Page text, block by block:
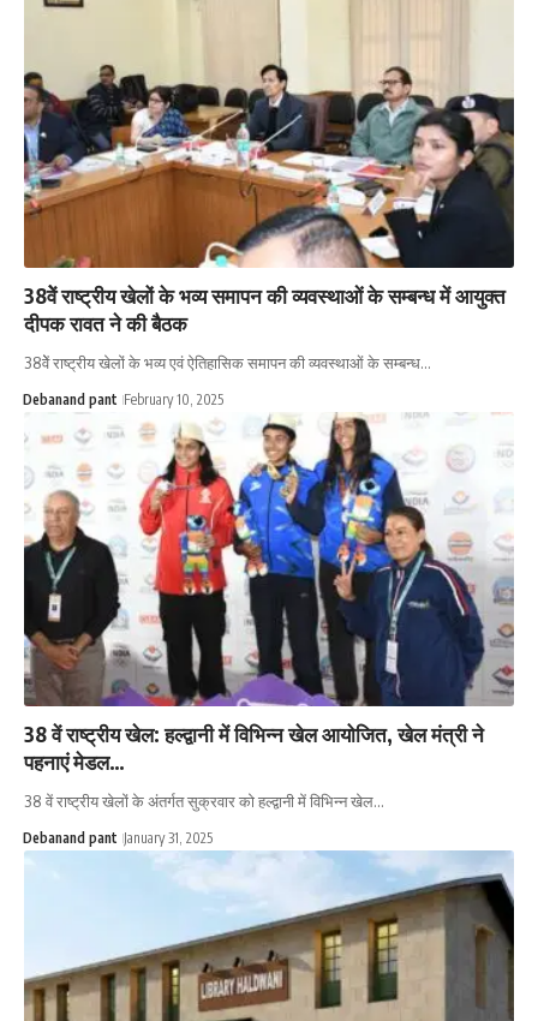
38वेें राष्ट्रीय खेलों के भव्य समापन की व्यवस्थाओं के सम्बन्ध में आयुक्त
दीपक रावत ने की बैठक
38वेें राष्ट्रीय खेलों के भव्य एवं ऐतिहासिक समापन की व्यवस्थाओं के सम्बन्ध…
Debanand pant February 10, 2025
38 वें राष्ट्रीय खेल: हल्द्वानी में विभिन्न खेल आयोजित, खेल मंत्री ने
पहनाएं मेडल…
38 वें राष्ट्रीय खेलों के अंतर्गत सुक्रवार को हल्द्वानी में विभिन्न खेल…
Debanand pant January 31, 2025